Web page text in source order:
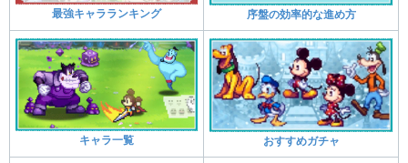
最強キャラランキング 序盤の効率的な進め方
キャラ一覧 おすすめガチャ